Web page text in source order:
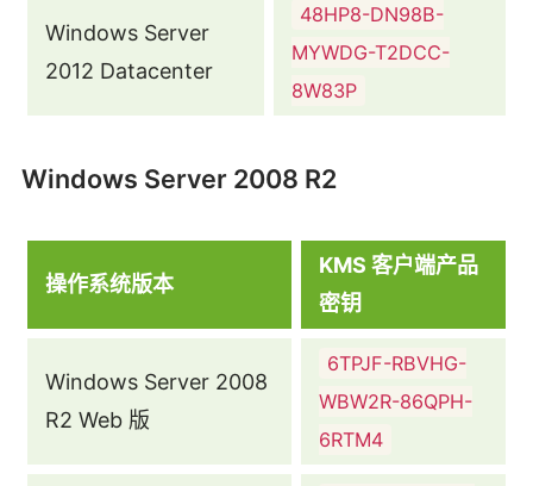
Windows Server
2012 Datacenter
48HP8-DN98B-
MYWDG-T2DCC-
8W83P
Windows Server 2008 R2
操作系统版本
KMS 客户端产品
密钥
Windows Server 2008
R2 Web 版
6TPJF-RBVHG-
WBW2R-86QPH-
6RTM4